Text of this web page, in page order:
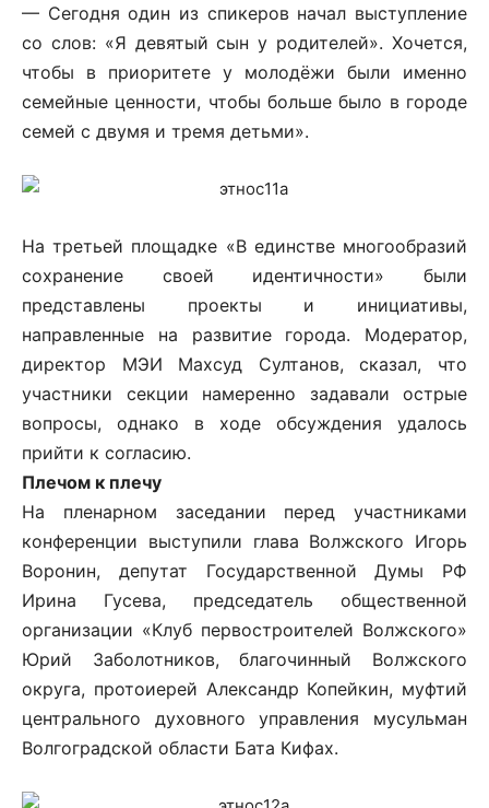
— Сегодня один из спикеров начал выступление
со слов: «Я девятый сын у родителей». Хочется,
чтобы в приоритете у молодёжи были именно
семейные ценности, чтобы больше было в городе
семей с двумя и тремя детьми».
На третьей площадке «В единстве многообразий
сохранение своей идентичности» были
представлены проекты и инициативы,
направленные на развитие города. Модератор,
директор МЭИ Махсуд Султанов, сказал, что
участники секции намеренно задавали острые
вопросы, однако в ходе обсуждения удалось
прийти к согласию.
Плечом к плечу
На пленарном заседании перед участниками
конференции выступили глава Волжского Игорь
Воронин, депутат Государственной Думы РФ
Ирина Гусева, председатель общественной
организации «Клуб первостроителей Волжского»
Юрий Заболотников, благочинный Волжского
округа, протоиерей Александр Копейкин, муфтий
центрального духовного управления мусульман
Волгоградской области Бата Кифах.